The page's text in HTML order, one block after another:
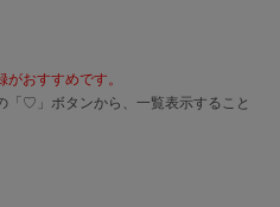
おすすめです。
「♡」ボタンから、一覧表示すること